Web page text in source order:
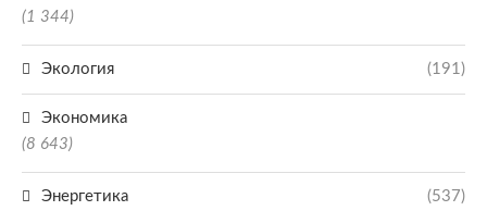
(1 344)
Экология (191)
Экономика
(8 643)
Энергетика (537)